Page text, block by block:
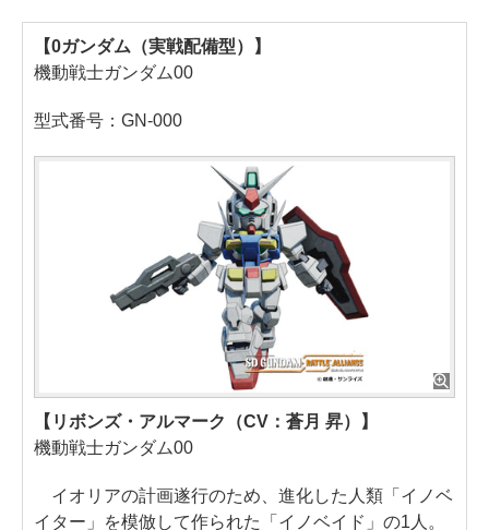
【0ガンダム（実戦配備型）】
機動戦士ガンダム00
型式番号：GN-000
【リボンズ・アルマーク（CV：蒼月 昇）】
機動戦士ガンダム00
イオリアの計画遂行のため、進化した人類「イノベ
イター」を模倣して作られた「イノベイド」の1人。